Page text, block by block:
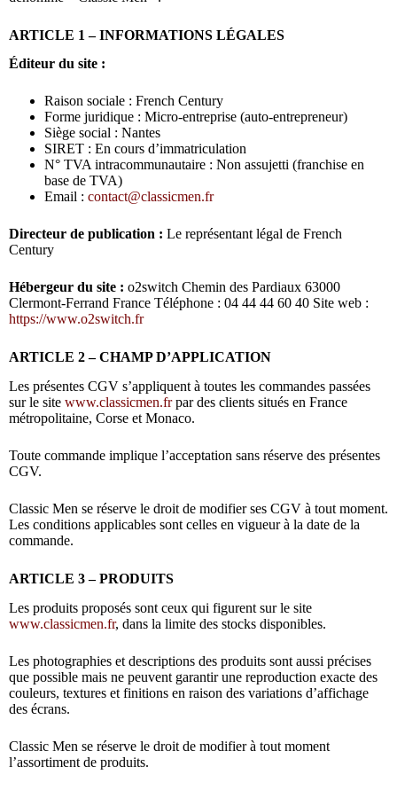
ARTICLE 1 – INFORMATIONS LÉGALES
Éditeur du site :
Raison sociale : French Century
Forme juridique : Micro-entreprise (auto-entrepreneur)
Siège social : Nantes
SIRET : En cours d’immatriculation
N° TVA intracommunautaire : Non assujetti (franchise en
base de TVA)
Email : contact@classicmen.fr
Directeur de publication : Le représentant légal de French
Century
Hébergeur du site : o2switch Chemin des Pardiaux 63000
Clermont-Ferrand France Téléphone : 04 44 44 60 40 Site web :
https://www.o2switch.fr
ARTICLE 2 – CHAMP D’APPLICATION
Les présentes CGV s’appliquent à toutes les commandes passées
sur le site www.classicmen.frpar des clients situés en France
métropolitaine, Corse et Monaco.
Toute commande implique l’acceptation sans réserve des présentes
CGV.
Classic Men se réserve le droit de modifier ses CGV à tout moment.
Les conditions applicables sont celles en vigueur à la date de la
commande.
ARTICLE 3 – PRODUITS
Les produits proposés sont ceux qui figurent sur le site
www.classicmen.fr, dans la limite des stocks disponibles.
Les photographies et descriptions des produits sont aussi précises
que possible mais ne peuvent garantir une reproduction exacte des
couleurs, textures et finitions en raison des variations d’affichage
des écrans.
Classic Men se réserve le droit de modifier à tout moment
l’assortiment de produits.